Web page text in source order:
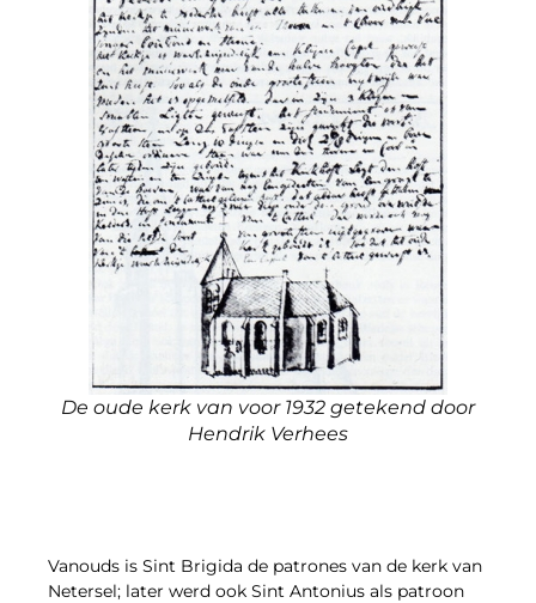
De oude kerk van voor 1932 getekend door
Hendrik Verhees
Vanouds is Sint Brigida de patrones van de kerk van
Netersel; later werd ook Sint Antonius als patroon